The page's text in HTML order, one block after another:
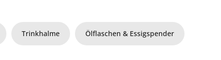
Trinkhalme Ölflaschen & Essigspender